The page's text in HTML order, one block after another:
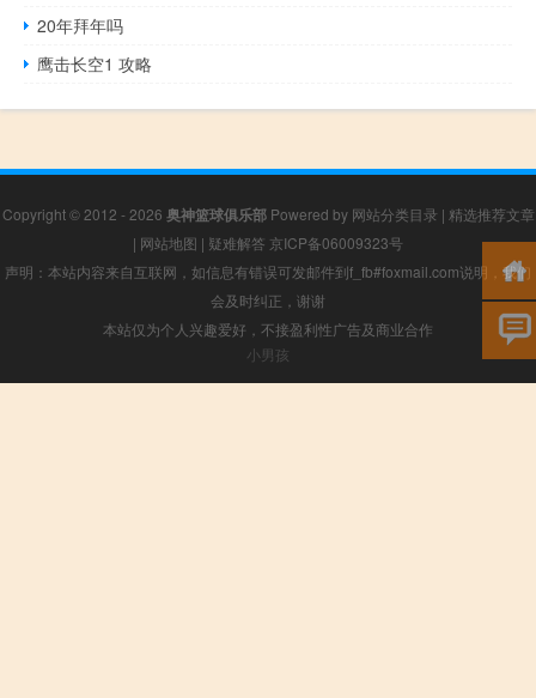
20年拜年吗
鹰击长空1 攻略
Copyright © 2012 - 2026 奥神篮球俱乐部Powered by 网站分类目录 | 精选推荐文章
| 网站地图 | 疑难解答 京ICP备06009323号
声明：本站内容来自互联网，如信息有错误可发邮件到f_fb#foxmail.com说明，我们
会及时纠正，谢谢
本站仅为个人兴趣爱好，不接盈利性广告及商业合作
小男孩